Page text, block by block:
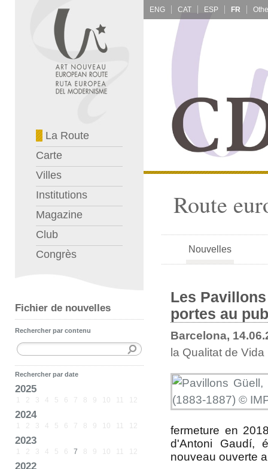
La Route
Carte
Villes
Institutions
Magazine
Club
Congrès
Fichier de nouvelles
Rechercher par contenu
Rechercher par date
2025
1 2 3 4 5 6 7 8 9 10 11 12
2024
1 2 3 4 5 6 7 8 9 10 11 12
2023
1 2 3 4 5 6 7 8 9 10 11 12
2022
ENG CAT ESP FR
Route
Nouvelles
Les
portes au
Barcelona,
la Qualitat de Vida
fermeture en
d'Antoni Gaudí,
nouveau ouverte